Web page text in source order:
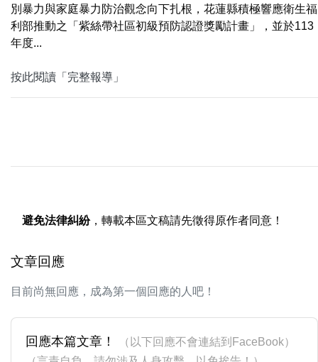
別暴力與家庭暴力防治觀念向下扎根，花蓮縣積極響應衛生福
利部推動之「紫絲帶社區初級預防認證獎勵計畫」，並於113
年度...
按此閱讀「完整報導」
避免法律糾紛，轉載本區文稿請先徵得原作者同意！
文章回應
目前尚無回應，成為第一個回應的人吧！
回應本篇文章！
（以下回應不會連結到FaceBook）